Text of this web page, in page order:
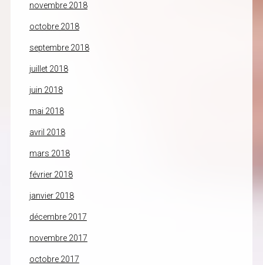
novembre 2018
octobre 2018
septembre 2018
juillet 2018
juin 2018
mai 2018
avril 2018
mars 2018
février 2018
janvier 2018
décembre 2017
novembre 2017
octobre 2017